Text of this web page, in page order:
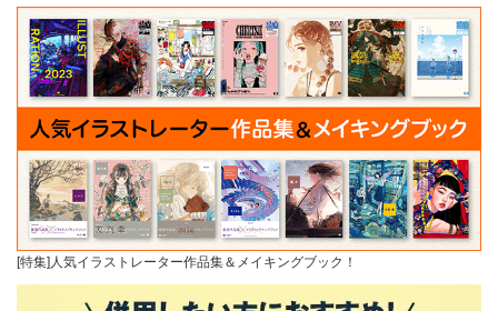
[特集]人気イラストレーター作品集＆メイキングブック！